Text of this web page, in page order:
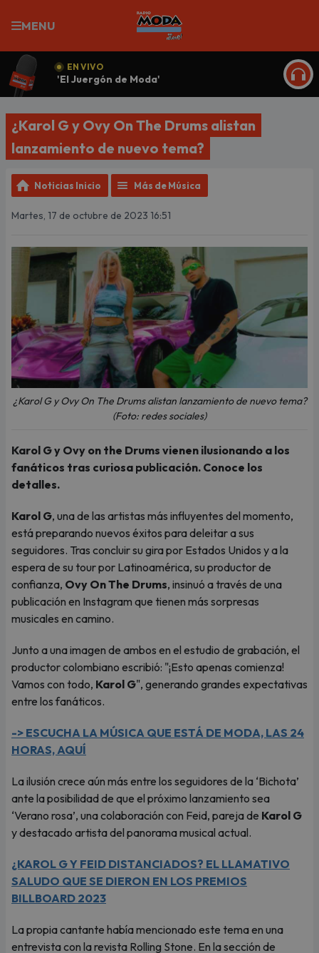
MENU
EN VIVO
'El Juergón de Moda'
¿Karol G y Ovy On The Drums alistan
lanzamiento de nuevo tema?
Noticias Inicio Más de Música
Martes, 17 de octubre de 2023 16:51
¿Karol G y Ovy On The Drums alistan lanzamiento de nuevo tema?
(Foto: redes sociales)
Karol G y Ovy on the Drums vienen ilusionando a los
fanáticos tras curiosa publicación. Conoce los
detalles.
Karol G, una de las artistas más influyentes del momento,
está preparando nuevos éxitos para deleitar a sus
seguidores. Tras concluir su gira por Estados Unidos y a la
espera de su tour por Latinoamérica, su productor de
confianza, Ovy On The Drums, insinuó a través de una
publicación en Instagram que tienen más sorpresas
musicales en camino.
Junto a una imagen de ambos en el estudio de grabación, el
productor colombiano escribió: "¡Esto apenas comienza!
Vamos con todo, Karol G", generando grandes expectativas
entre los fanáticos.
-> ESCUCHA LA MÚSICA QUE ESTÁ DE MODA, LAS 24
HORAS, AQUÍ
La ilusión crece aún más entre los seguidores de la ‘Bichota’
ante la posibilidad de que el próximo lanzamiento sea
‘Verano rosa’, una colaboración con Feid, pareja de Karol G
y destacado artista del panorama musical actual.
¿KAROL G Y FEID DISTANCIADOS? EL LLAMATIVO
SALUDO QUE SE DIERON EN LOS PREMIOS
BILLBOARD 2023
La propia cantante había mencionado este tema en una
entrevista con la revista Rolling Stone. En la sección de